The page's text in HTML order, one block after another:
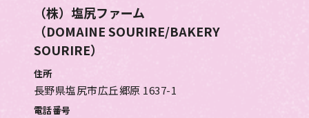
（株）塩尻ファーム
（DOMAINE SOURIRE/BAKERY
SOURIRE）
住所
長野県塩尻市広丘郷原 1637-1
電話番号